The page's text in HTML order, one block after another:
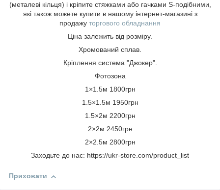
(металеві кільця) і кріпите стяжками або гачками S-подібними,
які також можете купити в нашому інтернет-магазині з
продажу торгового обладнання
Ціна залежить від розміру.
Хромований сплав.
Кріплення система "Джокер".
Фотозона
1×1.5м 1800грн
1.5×1.5м 1950грн
1.5×2м 2200грн
2×2м 2450грн
2×2.5м 2800грн
Заходьте до нас: https://ukr-store.com/product_list
Приховати